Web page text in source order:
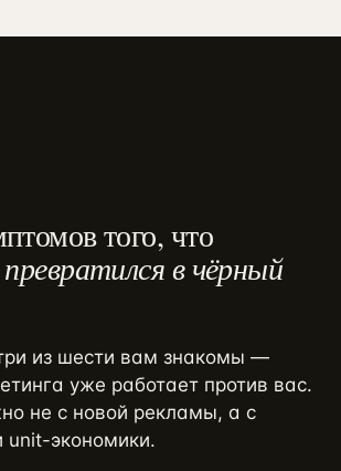
того, что
превратился в чёрный
из шести вам знакомы —
уже работает против вас.
не с новой рекламы, а с
unit-экономики.